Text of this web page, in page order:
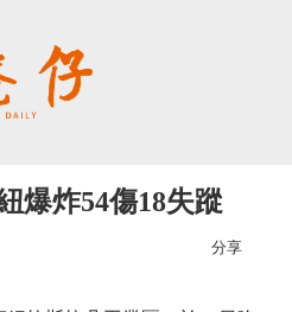
爆炸54傷18失蹤
分享